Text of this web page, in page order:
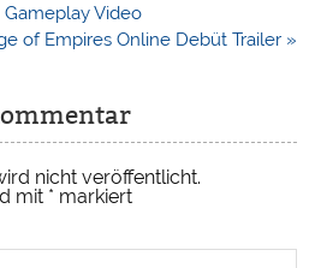
Gameplay Video
of Empires Online Debüt Trailer »
nicht veröffentlicht.
mit * markiert